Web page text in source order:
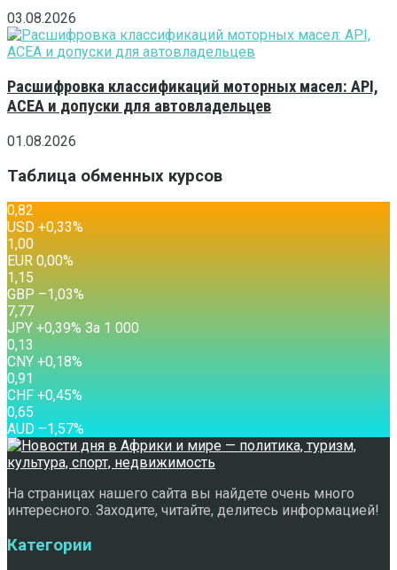
03.08.2026
Расшифровка классификаций моторных масел: API,
ACEA и допуски для автовладельцев
01.08.2026
Таблица обменных курсов
0,82
USD +0,33%
1,00
EUR 0,00%
1,15
GBP –1,03%
7,77
JPY +0,39% За 1 000
0,13
CNY +0,18%
0,91
CHF +0,45%
0,65
AUD –1,57%
На страницах нашего сайта вы найдете очень много
интересного. Заходите, читайте, делитесь информацией!
Категории